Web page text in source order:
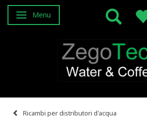
Attiva/disattiva navigazione
Menu
Ricambi per distributori d'acqua